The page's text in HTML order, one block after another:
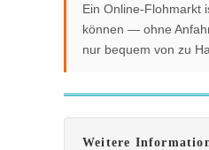
Ein Online-Flohmarkt
können — ohne
nur bequem von zu
Weitere